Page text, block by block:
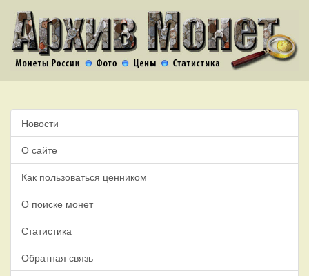
Новости
О сайте
Как пользоваться ценником
О поиске монет
Статистика
Обратная связь